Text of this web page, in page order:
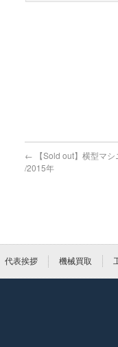
← 【Sold out】横型マ
/2015年
代表挨拶 機械買取